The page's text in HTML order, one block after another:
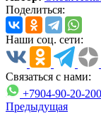
Поделиться:
Наши соц. сети:
Связаться с нами:
+7904-90-20-200
Предыдущая